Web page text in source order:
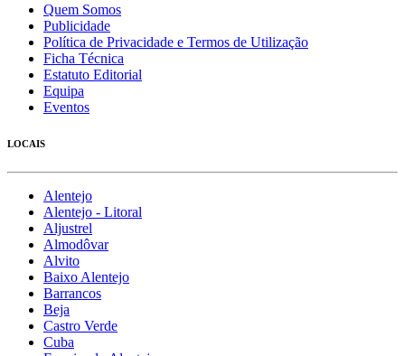
Quem Somos
Publicidade
Política de Privacidade e Termos de Utilização
Ficha Técnica
Estatuto Editorial
Equipa
Eventos
LOCAIS
Alentejo
Alentejo - Litoral
Aljustrel
Almodôvar
Alvito
Baixo Alentejo
Barrancos
Beja
Castro Verde
Cuba